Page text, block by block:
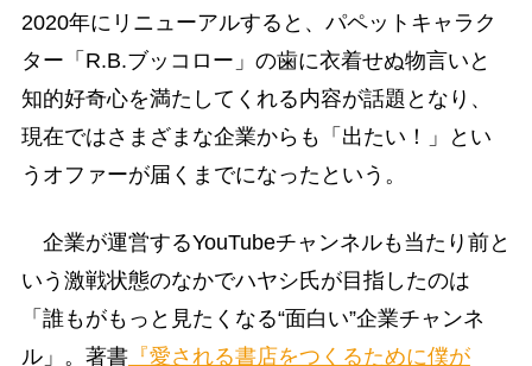
2020年にリニューアルすると、パペットキャラク
ター「R.B.ブッコロー」の歯に衣着せぬ物言いと
知的好奇心を満たしてくれる内容が話題となり、
現在ではさまざまな企業からも「出たい！」とい
うオファーが届くまでになったという。
企業が運営するYouTubeチャンネルも当たり前と
いう激戦状態のなかでハヤシ氏が目指したのは
「誰もがもっと見たくなる“面白い”企業チャンネ
ル」。著書『愛される書店をつくるために僕が